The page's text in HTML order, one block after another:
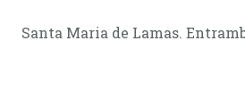
Santa Maria de Lamas.